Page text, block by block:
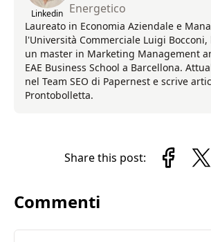
Linkedin Energetico
Laureato in Economia Aziendale e
l'Università Commerciale Luigi
un master in Marketing Management
EAE Business School a Barcellona.
nel Team SEO di Papernest e scrive
Prontobolletta.
Share this post:
Commenti